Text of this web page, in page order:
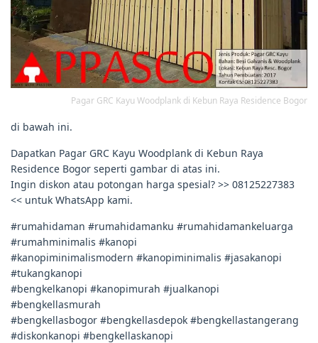
Pagar GRC Kayu Woodplank di Kebun Raya Residence Bogor
di bawah ini.
Dapatkan Pagar GRC Kayu Woodplank di Kebun Raya
Residence Bogor seperti gambar di atas ini.
Ingin diskon atau potongan harga spesial? >> 08125227383
<< untuk WhatsApp kami.
#rumahidaman #rumahidamanku #rumahidamankeluarga
#rumahminimalis #kanopi
#kanopiminimalismodern #kanopiminimalis #jasakanopi
#tukangkanopi
#bengkelkanopi #kanopimurah #jualkanopi
#bengkellasmurah
#bengkellasbogor #bengkellasdepok #bengkellastangerang
#diskonkanopi #bengkellaskanopi